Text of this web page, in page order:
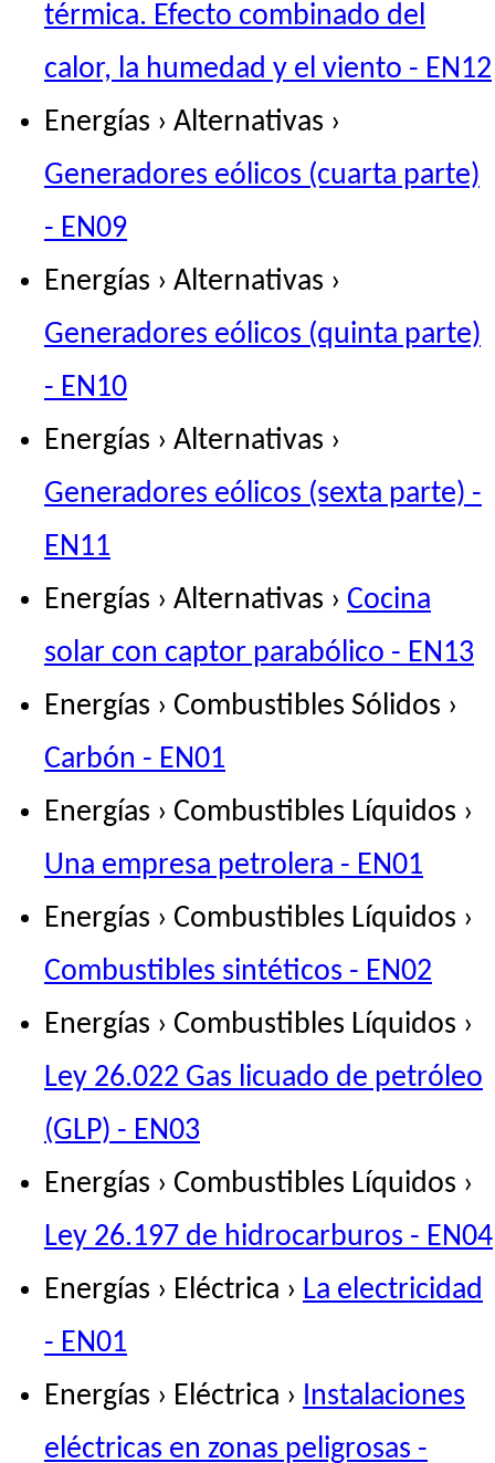
térmica. Efecto combinado del
calor, la humedad y el viento - EN12
Energías › Alternativas ›
Generadores eólicos (cuarta parte)
- EN09
Energías › Alternativas ›
Generadores eólicos (quinta parte)
- EN10
Energías › Alternativas ›
Generadores eólicos (sexta parte) -
EN11
Energías › Alternativas › Cocina
solar con captor parabólico - EN13
Energías › Combustibles Sólidos ›
Carbón - EN01
Energías › Combustibles Líquidos ›
Una empresa petrolera - EN01
Energías › Combustibles Líquidos ›
Combustibles sintéticos - EN02
Energías › Combustibles Líquidos ›
Ley 26.022 Gas licuado de petróleo
(GLP) - EN03
Energías › Combustibles Líquidos ›
Ley 26.197 de hidrocarburos - EN04
Energías › Eléctrica › La electricidad
- EN01
Energías › Eléctrica › Instalaciones
eléctricas en zonas peligrosas -